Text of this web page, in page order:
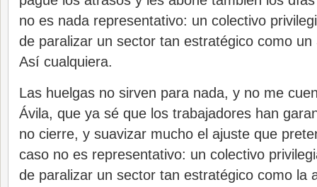
no es nada representativo: un colectivo
de paralizar un sector tan estratégico como
Así cualquiera.
Las huelgas no sirven para nada, y no me
Ávila, que ya sé que los trabajadores han
no cierre, y suavizar mucho el ajuste que
caso no es representativo: un colectivo
de paralizar un sector tan estratégico como la